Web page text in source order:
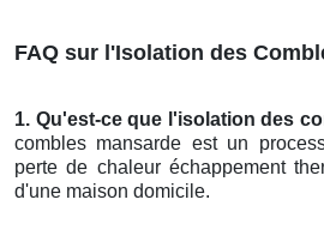
FAQ sur l'Isolation des
1. Qu'est-ce que l'isolation des
combles mansarde est un
perte de chaleur échappement
d'une maison domicile.